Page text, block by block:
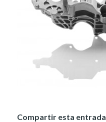
Compartir esta entrada